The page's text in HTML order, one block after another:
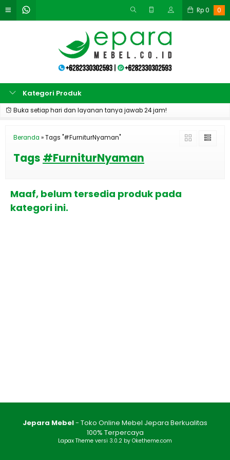
Rp0 0
Kategori Produk
Buka setiap hari dan layanan tanya jawab 24 jam!
Beranda »Tags "#FurniturNyaman"
Tags #FurniturNyaman
Maaf, belum tersedia produk pada
kategori ini.
Jepara Mebel- Toko Online Mebel Jepara Berkualitas
100% Terpercaya
Lapax Theme versi 3.0.2 by Oketheme.com